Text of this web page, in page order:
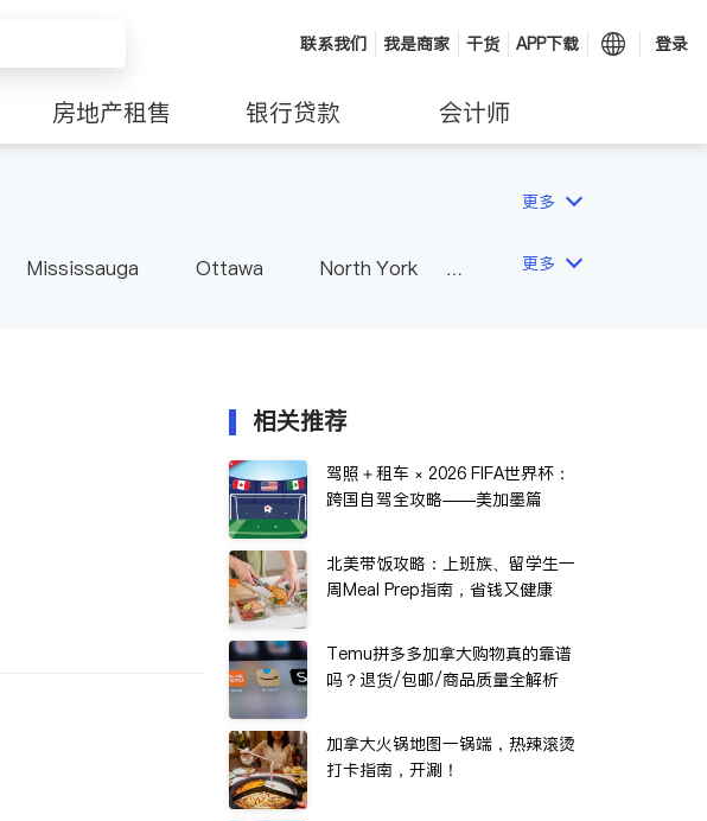
联系我们 我是商家 干货 APP下载 登录
房地产租售 银行贷款 会计师
更多
Mississauga Ottawa
North York
更多
相关推荐
驾照＋租车 × 2026 FIFA世界杯：
跨国自驾全攻略——美加墨篇
北美带饭攻略：上班族、留学生一
周Meal Prep指南，省钱又健康
Temu拼多多加拿大购物真的靠谱
吗？退货/包邮/商品质量全解析
加拿大火锅地图一锅端，热辣滚烫
打卡指南，开涮！